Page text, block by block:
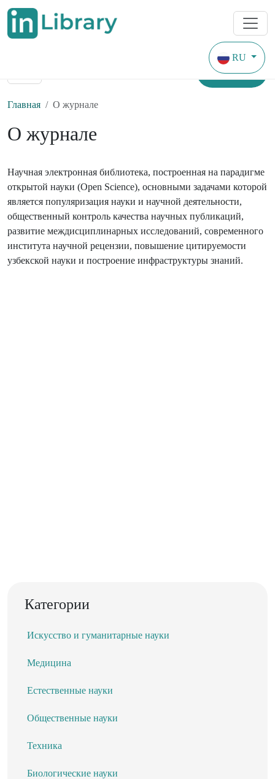
RU
Найти
Главная О журнале
О журнале
Научная электронная библиотека, построенная на парадигме
открытой науки (Open Science), основными задачами которой
является популяризация науки и научной деятельности,
общественный контроль качества научных публикаций,
развитие междисциплинарных исследований, современного
института научной рецензии, повышение цитируемости
узбекской науки и построение инфраструктуры знаний.
Категории
Искусство и гуманитарные науки
Медицина
Естественные науки
Общественные науки
Техника
Биологические науки